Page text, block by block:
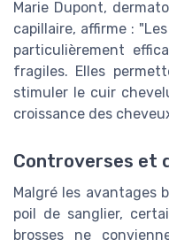
Marie Dupont,
capillaire, affirme :
particulièrement
fragiles. Elles
stimuler le cuir
croissance des
Controverses et
Malgré les avantages
poil de sanglier,
brosses ne